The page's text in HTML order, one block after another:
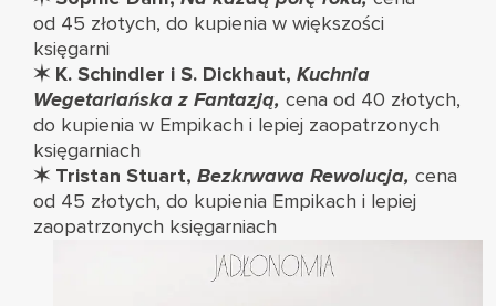
od 45 złotych, do kupienia w większości
księgarni
✶ K. Schindler i S. Dickhaut, Kuchnia
Wegetariańska z Fantazją, cena od 40 złotych,
do kupienia w Empikach i lepiej zaopatrzonych
księgarniach
✶ Tristan Stuart, Bezkrwawa Rewolucja, cena
od 45 złotych, do kupienia Empikach i lepiej
zaopatrzonych księgarniach